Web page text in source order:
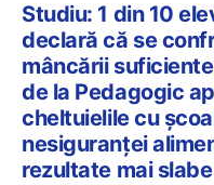
Studiu: 1 din 10
declară că se
mâncării
de la Pedagogic
cheltuielile cu
nesiguranței
rezultate mai